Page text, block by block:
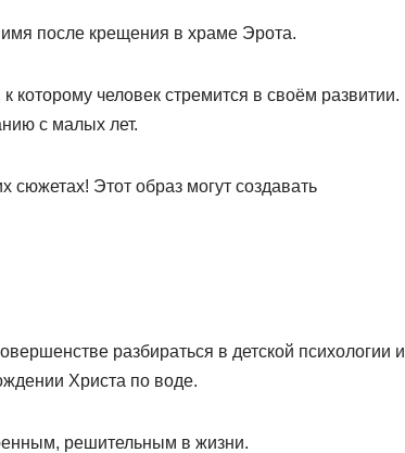
после крещения в храме Эрота.
которому человек стремится в своём развитии.
с малых лет.
сюжетах! Этот образ могут создавать
разбираться в детской психологии и
Христа по воде.
решительным в жизни.